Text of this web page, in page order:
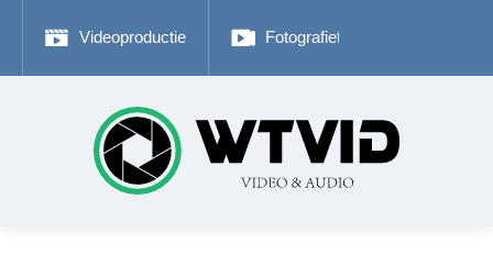
Videoproductie Fotografietips